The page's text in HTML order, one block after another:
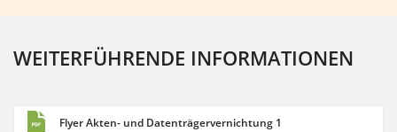
WEITERFÜHRENDE INFORMATIONEN
Flyer Akten- und Datenträgervernichtung 1